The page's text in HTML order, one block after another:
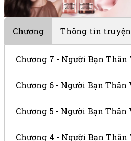
Chương Thông tin truyện